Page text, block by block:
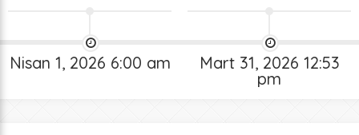
Nisan 1, 2026 6:00 am
Mart 31, 2026 12:53
pm